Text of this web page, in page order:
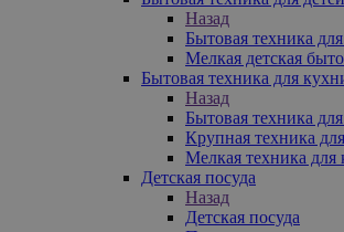
Назад
Бытовая техника
Мелкая детская
Бытовая техника для
Назад
Бытовая техника
Крупная техника
Мелкая техника для
Детская посуда
Назад
Детская посуда